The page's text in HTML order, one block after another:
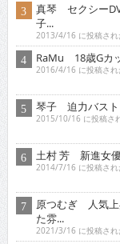
真琴 セクシー
子...
2013/4/16 に投稿され
RaMu 18歳Gカ
2016/4/16 に投稿され
琴子 迫力バスト
2015/10/16 に投稿さ
土村 芳 新進女
2014/7/16 に投稿され
原つむぎ 人気上
た雰...
2021/3/16 に投稿され